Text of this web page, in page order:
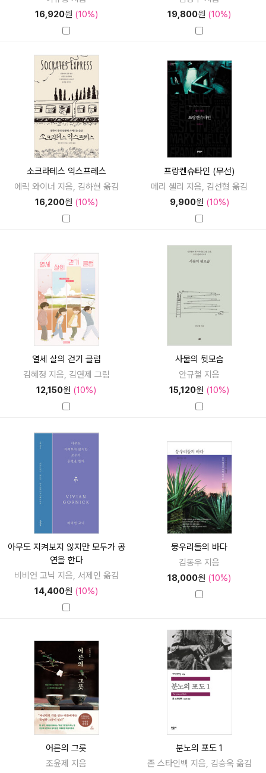
16,920원 (10%)
19,800원 (10%)
소크라테스 익스프레스
에릭 와이너 지음, 김하현 옮김
16,200원 (10%)
프랑켄슈타인 (무선)
메리 셸리 지음, 김선형 옮김
9,900원 (10%)
열세 살의 걷기 클럽
김혜정 지음, 김연제 그림
12,150원 (10%)
사물의 뒷모습
안규철 지음
15,120원 (10%)
아무도 지켜보지 않지만 모두가 공
연을 한다
비비언 고닉 지음, 서제인 옮김
14,400원 (10%)
뭉우리돌의 바다
김동우 지음
18,000원 (10%)
어른의 그릇
조윤제 지음
분노의 포도 1
존 스타인벡 지음, 김승욱 옮김